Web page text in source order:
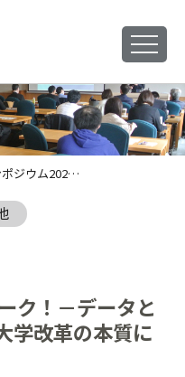
ポジウム202…
ク！－データと
学改革の本質に